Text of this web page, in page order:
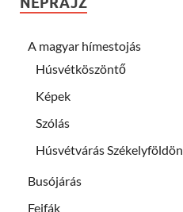
A magyar hímestojás
Húsvétköszöntő
Képek
Szólás
Húsvétvárás Székelyföldön
Busójárás
Fejfák